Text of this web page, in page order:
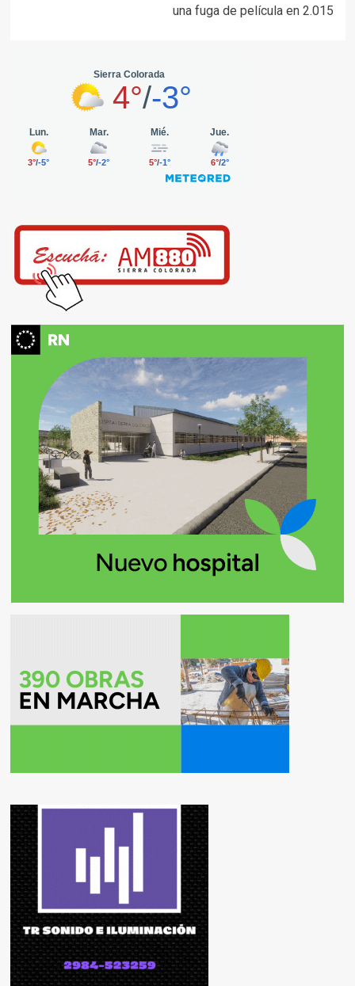
una fuga de película en 2.015